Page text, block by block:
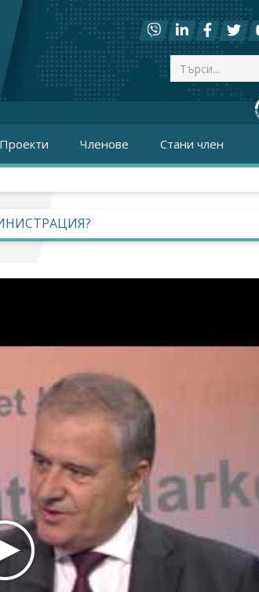
Проекти Членове Стани член